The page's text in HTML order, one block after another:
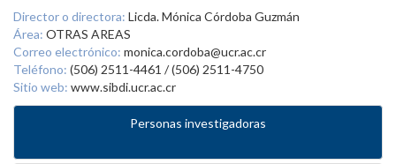
Director o directora: Licda. Mónica Córdoba Guzmán
Área: OTRAS AREAS
Correo electrónico: monica.cordoba@ucr.ac.cr
Teléfono: (506) 2511-4461 / (506) 2511-4750
Sitio web: www.sibdi.ucr.ac.cr
Personas investigadoras